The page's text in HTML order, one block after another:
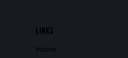
LINKS
Home